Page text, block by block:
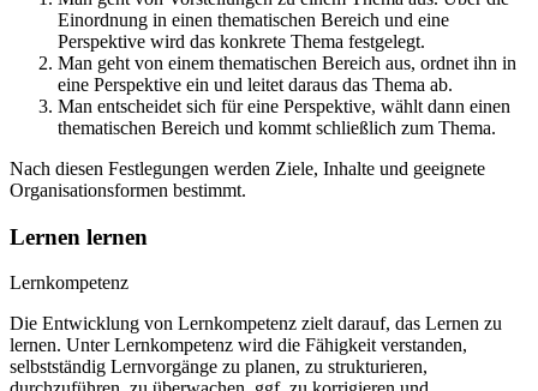
Einordnung in einen thematischen Bereich und eine
Perspektive wird das konkrete Thema festgelegt.
Man geht von einem thematischen Bereich aus, ordnet ihn in
eine Perspektive ein und leitet daraus das Thema ab.
Man entscheidet sich für eine Perspektive, wählt dann einen
thematischen Bereich und kommt schließlich zum Thema.
Nach diesen Festlegungen werden Ziele, Inhalte und geeignete
Organisationsformen bestimmt.
Lernen lernen
Lernkompetenz
Die Entwicklung von Lernkompetenz zielt darauf, das Lernen zu
lernen. Unter Lernkompetenz wird die Fähigkeit verstanden,
selbstständig Lernvorgänge zu planen, zu strukturieren,